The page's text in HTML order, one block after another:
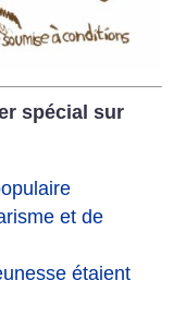
spécial sur
et de
étaient